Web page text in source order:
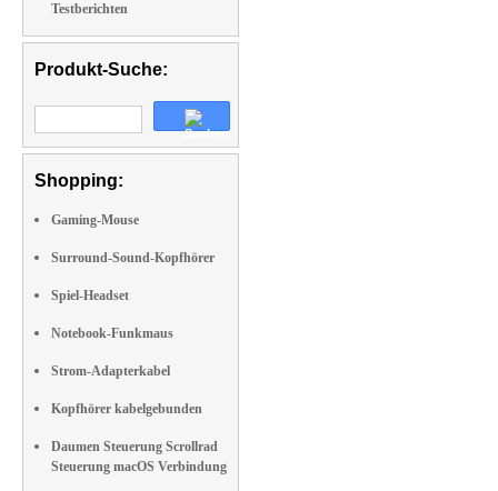
Testberichten
Produkt-Suche:
Shopping:
Gaming-Mouse
Surround-Sound-Kopfhörer
Spiel-Headset
Notebook-Funkmaus
Strom-Adapterkabel
Kopfhörer kabelgebunden
Daumen Steuerung Scrollrad
Steuerung macOS Verbindung